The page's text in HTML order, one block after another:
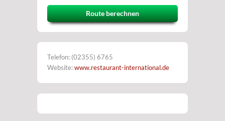
Route berechnen
Telefon: (02355) 6765
Website:www.restaurant-international.de